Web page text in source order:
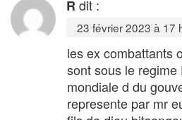
R dit :
23 février 2023 à 17
les ex combattants
sont sous le
mondiale d du
represente par mr